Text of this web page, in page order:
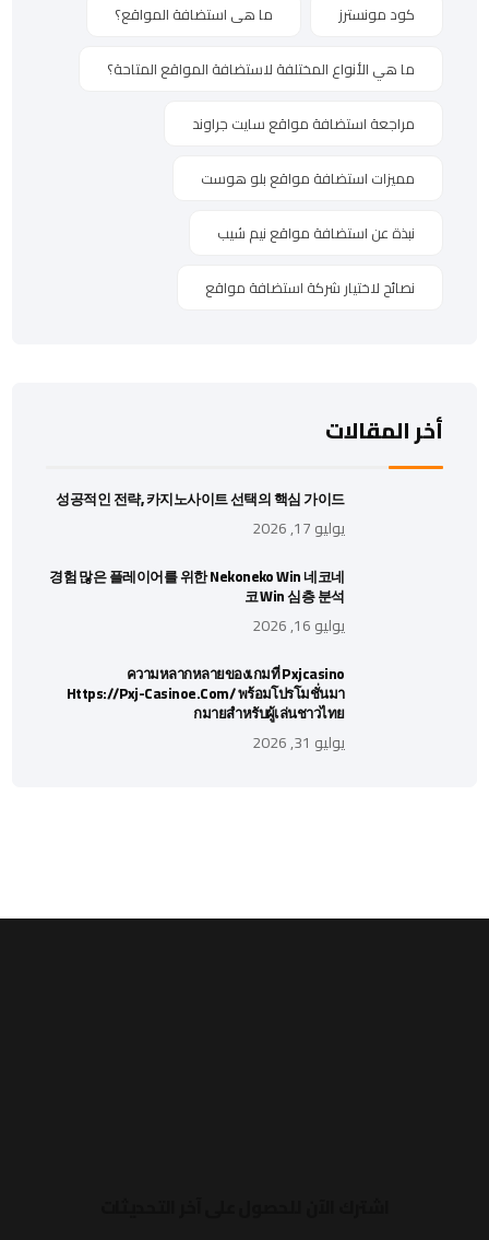
كود مونسترز ما هى استضافة المواقع؟
ما هي الأنواع المختلفة لاستضافة المواقع المتاحة؟
مراجعة استضافة مواقع سايت جراوند
مميزات استضافة مواقع بلو هوست
نبذة عن استضافة مواقع نيم شيب
نصائح لاختيار شركة استضافة مواقع
أخر المقالات
성공적인 전략, 카지노사이트 선택의 핵심 가이드
يوليو 17, 2026
경험 많은 플레이어를 위한 Nekoneko Win 네코네
코 Win 심층 분석
يوليو 16, 2026
ความหลากหลายของเกมที่ Pxjcasino
Https://pxj-Casinoe.com/ พร้อมโปรโมชั่นมา
กมายสำหรับผู้เล่นชาวไทย
يوليو 31, 2026